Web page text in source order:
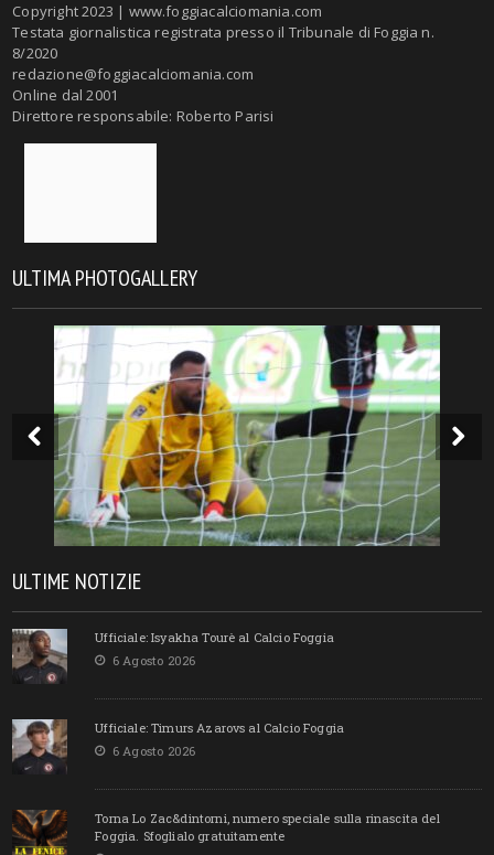
Copyright 2023 | www.foggiacalciomania.com
Testata giornalistica registrata presso il Tribunale di Foggia n.
8/2020
redazione@foggiacalciomania.com
Online dal 2001
Direttore responsabile: Roberto Parisi
ULTIMA PHOTOGALLERY
ULTIME NOTIZIE
Ufficiale: Isyakha Tourè al Calcio Foggia
6 Agosto 2026
Ufficiale: Timurs Azarovs al Calcio Foggia
6 Agosto 2026
Torna Lo Zac&dintorni, numero speciale sulla rinascita del
Foggia. Sfoglialo gratuitamente